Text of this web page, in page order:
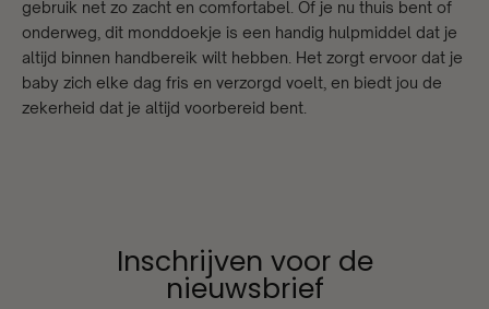
gebruik net zo zacht en comfortabel. Of je nu thuis bent of
onderweg, dit monddoekje is een handig hulpmiddel dat je
altijd binnen handbereik wilt hebben. Het zorgt ervoor dat je
baby zich elke dag fris en verzorgd voelt, en biedt jou de
zekerheid dat je altijd voorbereid bent.
Inschrijven voor de
nieuwsbrief